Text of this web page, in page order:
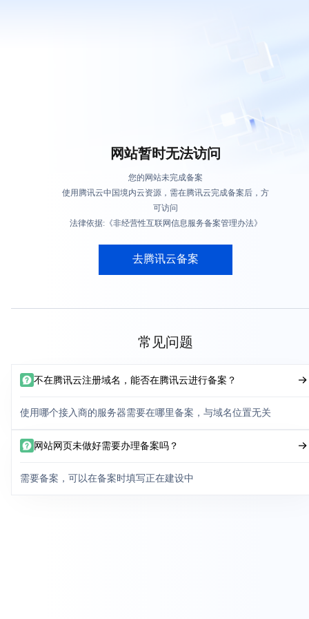
网站暂时无法访问
您的网站未完成备案
使用腾讯云中国境内云资源，需在腾讯云完成备案后，方
可访问
法律依据:《非经营性互联网信息服务备案管理办法》
去腾讯云备案
常见问题
不在腾讯云注册域名，能否在腾讯云进行备案？
使用哪个接入商的服务器需要在哪里备案，与域名位置无关
网站网页未做好需要办理备案吗？
需要备案，可以在备案时填写正在建设中